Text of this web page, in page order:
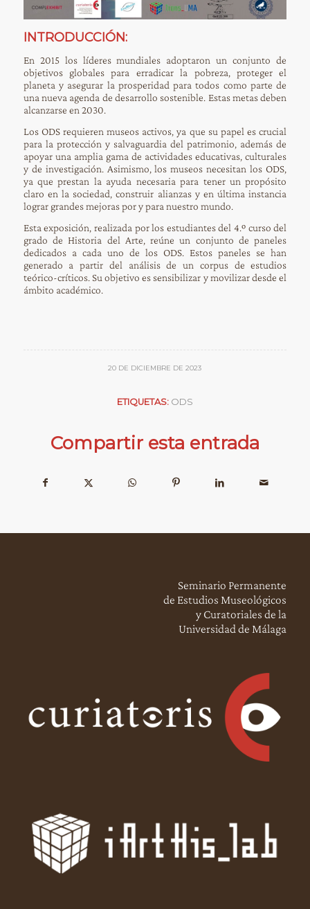
INTRODUCCIÓN:
En 2015 los líderes mundiales adoptaron un conjunto de
objetivos globales para erradicar la pobreza, proteger el
planeta y asegurar la prosperidad para todos como parte de
una nueva agenda de desarrollo sostenible. Estas metas deben
alcanzarse en 2030.
Los ODS requieren museos activos, ya que su papel es crucial
para la protección y salvaguardia del patrimonio, además de
apoyar una amplia gama de actividades educativas, culturales
y de investigación. Asimismo, los museos necesitan los ODS,
ya que prestan la ayuda necesaria para tener un propósito
claro en la sociedad, construir alianzas y en última instancia
lograr grandes mejoras por y para nuestro mundo.
Esta exposición, realizada por los estudiantes del 4.º curso del
grado de Historia del Arte, reúne un conjunto de paneles
dedicados a cada uno de los ODS. Estos paneles se han
generado a partir del análisis de un corpus de estudios
teórico-críticos. Su objetivo es sensibilizar y movilizar desde el
ámbito académico.
20 DE DICIEMBRE DE 2023
ETIQUETAS: ODS
Compartir esta entrada
Seminario Permanente
de Estudios Museológicos
y Curatoriales de la
Universidad de Málaga